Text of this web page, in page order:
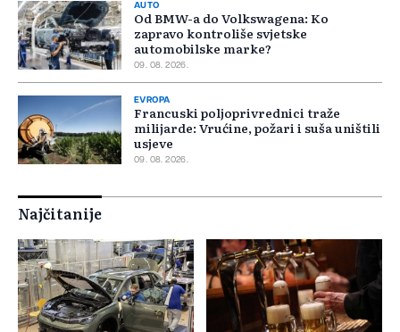
AUTO
Od BMW-a do Volkswagena: Ko
zapravo kontroliše svjetske
automobilske marke?
09. 08. 2026.
EVROPA
Francuski poljoprivrednici traže
milijarde: Vrućine, požari i suša uništili
usjeve
09. 08. 2026.
Najčitanije